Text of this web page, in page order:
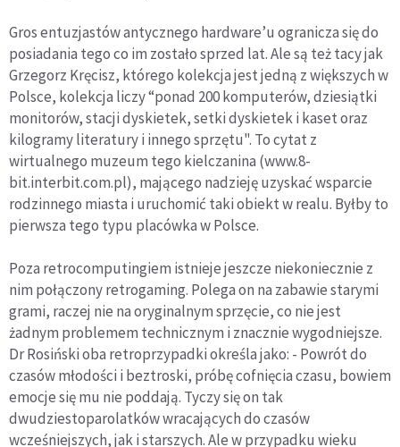
Gros entuzjastów antycznego hardware’u ogranicza się do
posiadania tego co im zostało sprzed lat. Ale są też tacy jak
Grzegorz Kręcisz, którego kolekcja jest jedną z większych w
Polsce, kolekcja liczy “ponad 200 komputerów, dziesiątki
monitorów, stacji dyskietek, setki dyskietek i kaset oraz
kilogramy literatury i innego sprzętu". To cytat z
wirtualnego muzeum tego kielczanina (www.8-
bit.interbit.com.pl), mającego nadzieję uzyskać wsparcie
rodzinnego miasta i uruchomić taki obiekt w realu. Byłby to
pierwsza tego typu placówka w Polsce.
Poza retrocomputingiem istnieje jeszcze niekoniecznie z
nim połączony retrogaming. Polega on na zabawie starymi
grami, raczej nie na oryginalnym sprzęcie, co nie jest
żadnym problemem technicznym i znacznie wygodniejsze.
Dr Rosiński oba retroprzypadki określa jako: - Powrót do
czasów młodości i beztroski, próbę cofnięcia czasu, bowiem
emocje się mu nie poddają. Tyczy się on tak
dwudziestoparolatków wracających do czasów
wcześniejszych, jak i starszych. Ale w przypadku wieku